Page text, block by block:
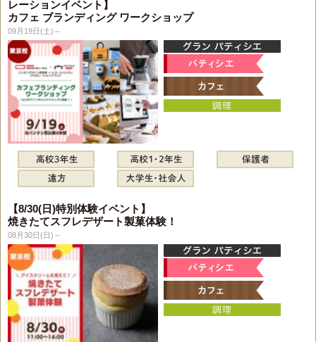
レーションイベント】
カフェ ブランディング ワークショップ
09月19日(土)～
【8/30(日)特別体験イベント】
焼きたてスフレデザート製菓体験！
08月30日(日)～